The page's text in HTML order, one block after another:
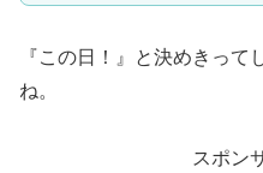
『この日！』と決めきっ
ね。
スポン